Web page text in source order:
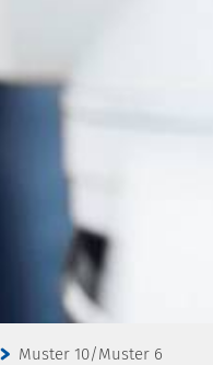
Muster 10/Muster 6